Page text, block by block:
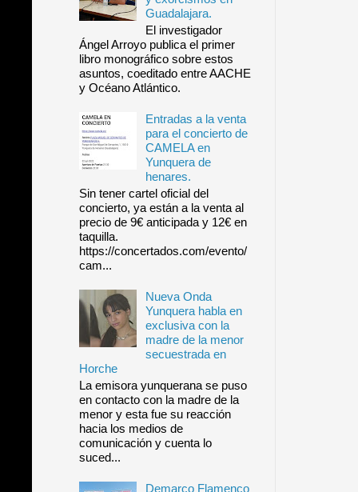
Guadalajara.
El investigador
Ángel Arroyo publica el primer
libro monográfico sobre estos
asuntos, coeditado entre AACHE
y Océano Atlántico.
Entradas a la venta
para el concierto de
CAMELA en
Yunquera de
henares.
Sin tener cartel oficial del
concierto, ya están a la venta al
precio de 9€ anticipada y 12€ en
taquilla.
https://concertados.com/evento/
cam...
Nueva Onda
Yunquera habla en
exclusiva con la
madre de la menor
secuestrada en
Horche
La emisora yunquerana se puso
en contacto con la madre de la
menor y esta fue su reacción
hacia los medios de
comunicación y cuenta lo
suced...
Demarco Flamenco